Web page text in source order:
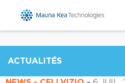
ACTUALITÉS